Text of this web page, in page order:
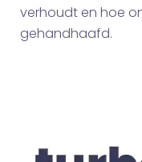
verhoudt en hoe
gehandhaafd.